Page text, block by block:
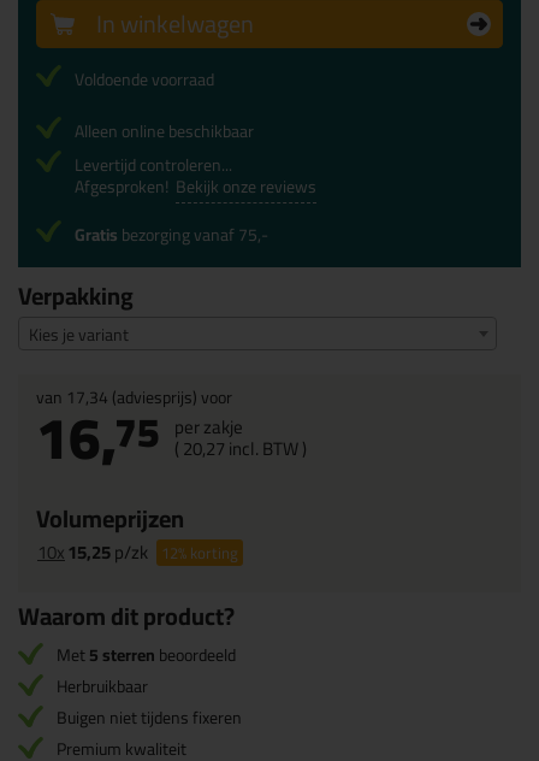
Verpakking
Kies je variant
van 17,34(adviesprijs) voor
16,75 per zakje
(20,27incl. BTW )
Volumeprijzen
10x15,25p/zk 12%korting
In winkelwagen
Voldoende voorraad
Alleen online beschikbaar
Levertijd controleren...
Afgesproken! Bekijk onze reviews
Gratisbezorging vanaf 75,-
Waarom dit product?
Met5 sterrenbeoordeeld
Herbruikbaar
Buigen niet tijdens fixeren
Premium kwaliteit